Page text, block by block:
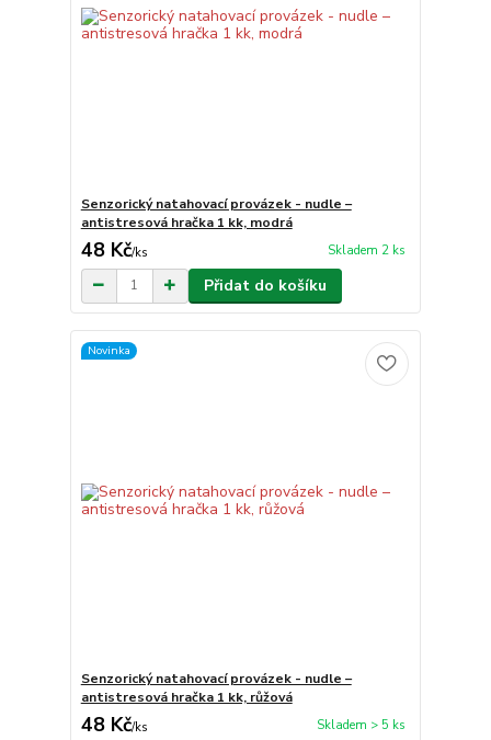
Senzorický natahovací provázek - nudle –
antistresová hračka 1 kk, modrá
48 Kč/ks Skladem 2 ks
Přidat do košíku
Novinka
Senzorický natahovací provázek - nudle –
antistresová hračka 1 kk, růžová
48 Kč/ks Skladem > 5 ks